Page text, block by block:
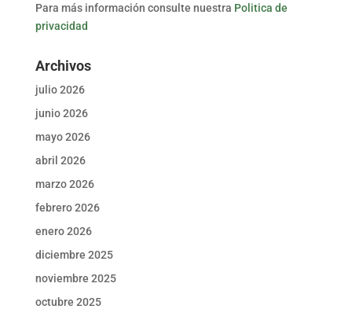
Para más información consulte nuestra Politica de
privacidad
Archivos
julio 2026
junio 2026
mayo 2026
abril 2026
marzo 2026
febrero 2026
enero 2026
diciembre 2025
noviembre 2025
octubre 2025